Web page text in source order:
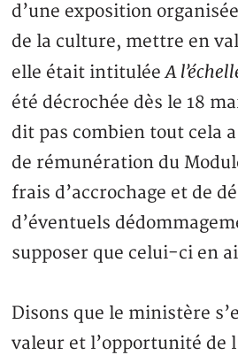
d’une exposition
de la culture, mettre en
elle était intituléeA
été décrochée dès le 18
dit pas combien tout cela
de rémunération du
frais d’accrochage et de
d’éventuels
supposer que celui-ci en
Disons que le ministère
valeur et l’opportunité de